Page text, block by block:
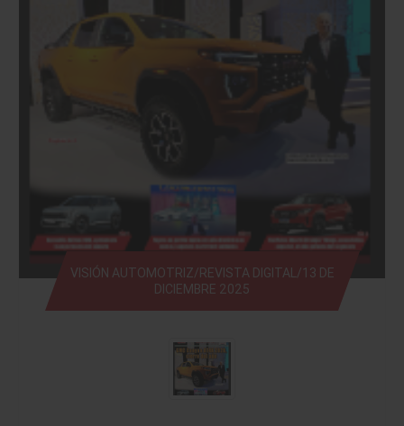
VISIÓN AUTOMOTRIZ/REVISTA DIGITAL/13 DE
DICIEMBRE 2025